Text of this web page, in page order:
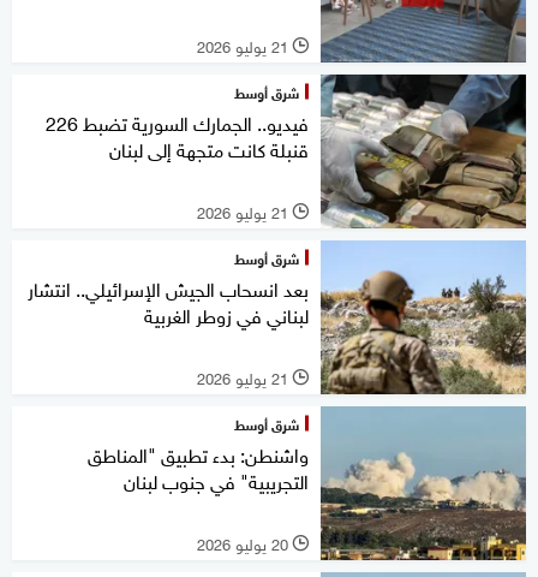
l 21 يوليو 2026
شرق أوسط
فيديو.. الجمارك السورية تضبط 226
قنبلة كانت متجهة إلى لبنان
l 21 يوليو 2026
شرق أوسط
بعد انسحاب الجيش الإسرائيلي.. انتشار
لبناني في زوطر الغربية
l 21 يوليو 2026
شرق أوسط
واشنطن: بدء تطبيق "المناطق
التجريبية" في جنوب لبنان
l 20 يوليو 2026